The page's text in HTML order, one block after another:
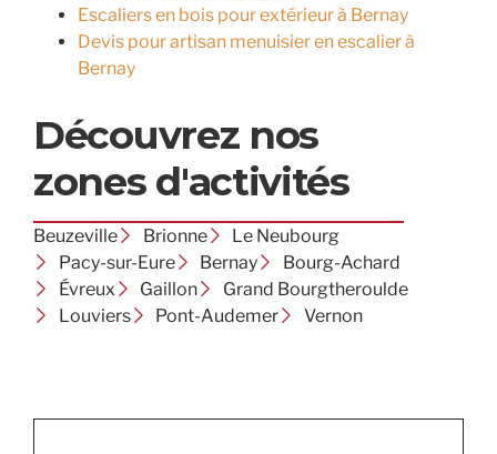
Escaliers en bois pour extérieur à Bernay
Devis pour artisan menuisier en escalier à
Bernay
Découvrez nos
zones d'activités
Beuzeville Brionne
Le Neubourg
Pacy-sur-Eure
Bernay
Bourg-Achard
Évreux
Gaillon
Grand Bourgtheroulde
Louviers
Pont-Audemer Vernon